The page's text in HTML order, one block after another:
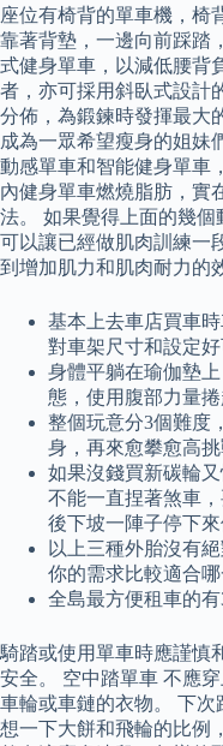
座位有椅背的單車機，椅
靠著背墊，一邊向前踩踏
式健身單車，以減低腰背
者，亦可採用斜臥式設計
分佈，為鍛鍊時發揮最大
成為一眾希望瘦身的姐妹
動感單車和智能健身單車
內健身單車燃燒脂肪，實
法。 如果覺得上面的幾
可以讓已經做肌肉訓練一
到增加肌力和肌肉耐力的
基本上去車店買車
對車架尺寸和設定好
身體平躺在瑜伽墊
態，使用腹部力量
整個玩意分3個難度
身，再來愈攀愈高挑
如果沒錢買新碳輪
不能一直捏著煞車
後下坡一陣子停下
以上三種外胎沒有
你的需求比較適合哪
全島最方便租車的
騎踏或使用單車時應謹慎
安全。 空中踏單車 不應
車輪或車鏈的衣物。 下
想一下大餅和飛輪的比例